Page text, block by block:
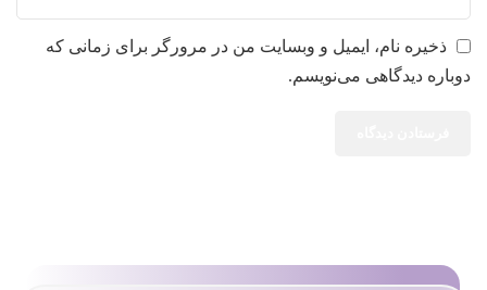
ذخیره نام، ایمیل و وبسایت من در مرورگر برای زمانی که
دوباره دیدگاهی می‌نویسم.